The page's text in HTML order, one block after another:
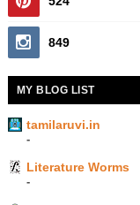
849
MY BLOG LIST
tamilaruvi.in
-
Literature Worms
-